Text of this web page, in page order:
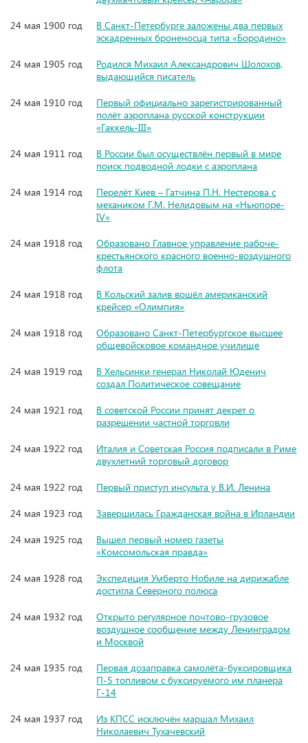
24 мая 1900 год
В Санкт-Петербурге заложены два первых
эскадренных броненосца типа «Бородино»
24 мая 1905 год
Родился Михаил Александрович Шолохов,
выдающийся писатель
24 мая 1910 год
Первый официально зарегистрированный
полёт аэроплана русской конструкции
«Гаккель-III»
24 мая 1911 год
В России был осуществлён первый в мире
поиск подводной лодки с аэроплана
24 мая 1914 год
Перелёт Киев – Гатчина П.Н. Нестерова с
механиком Г.М. Нелидовым на «Ньюпоре-
IV»
24 мая 1918 год
Образовано Главное управление рабоче-
крестьянского красного военно-воздушного
флота
24 мая 1918 год
В Кольский залив вошёл американский
крейсер «Олимпия»
24 мая 1918 год
Образовано Санкт-Петербургское высшее
общевойсковое командное училище
24 мая 1919 год
В Хельсинки генерал Николай Юденич
создал Политическое совещание
24 мая 1921 год
В советской России принят декрет о
разрешении частной торговли
24 мая 1922 год
Италия и Советская Россия подписали в Риме
двухлетний торговый договор
24 мая 1922 год
Первый приступ инсульта у В.И. Ленина
24 мая 1923 год
Завершилась Гражданская война в Ирландии
24 мая 1925 год
Вышел первый номер газеты
«Комсомольская правда»
24 мая 1928 год
Экспедиция Умберто Нобиле на дирижабле
достигла Северного полюса
24 мая 1932 год
Открыто регулярное почтово-грузовое
воздушное сообщение между Ленинградом
и Москвой
24 мая 1935 год
Первая дозаправка самолёта-буксировщика
П-5 топливом с буксируемого им планера
Г-14
24 мая 1937 год
Из КПСС исключён маршал Михаил
Николаевич Тухачевский